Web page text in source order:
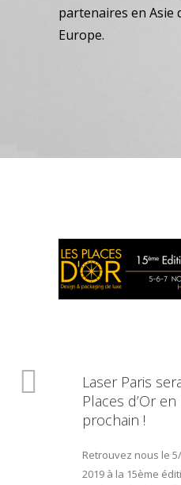
partenaires en Asie
Europe.
Laser Paris
Places d’Or
prochain !
Retrouvez nous le
2019 à la 15ème